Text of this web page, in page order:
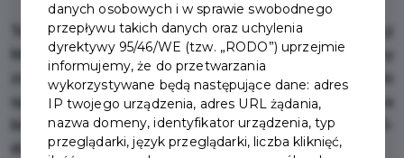
To pakiet stworzony z myślą o pasażerach Komunikacji
Miejskiej Płock. PosiadaczePakietu Mieszkańca
zdecydują się na
Pakiet Komunikacyjny
mają dostęp do
specjalnej oferty biletów okresowych w cenie 120 zł. za
bilet 30-dobowy normalny w strefie A oraz 60 zł. za 30-
dobowy ulgowy w strefie A.
danych osobowych i w sprawie swobodnego
przepływu takich danych oraz uchylenia
dyrektywy 95/46/WE (tzw. „RODO”) uprzejmie
informujemy, że do przetwarzania
wykorzystywane będą następujące dane: adres
IP twojego urządzenia, adres URL żądania,
nazwa domeny, identyfikator urządzenia, typ
przeglądarki, język przeglądarki, liczba kliknięć,